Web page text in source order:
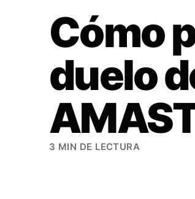
Cómo
duelo
3 MIN DE LECTURA